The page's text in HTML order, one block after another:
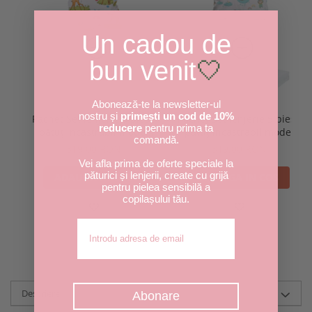
Pachet Set lenjerie 5 piese
pătuț incastrabil model
căprioare + saltea pătuț
incastrabil
ADAUGA IN COS
Pachet Set lenjerie 5 piese
pătuț incastrabil model
pătuț incastrabil
ADAUGA IN COS
Descriere
Un cadou de
bun venit🤍
Abonează-te la newsletter-ul
nostru și primești un cod de 10%
reducere pentru prima ta
comandă.
Vei afla prima de oferte speciale la
păturici și lenjerii, create cu grijă
pentru pielea sensibilă a
copilașului tău.
Abonare